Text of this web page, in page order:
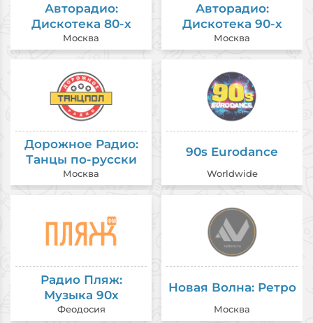
Авторадио:
Дискотека 80-х
Москва
Авторадио:
Дискотека 90-х
Москва
Дорожное Радио:
Танцы по-русски
Москва
90s Eurodance
Worldwide
Радио Пляж:
Музыка 90х
Феодосия
Новая Волна: Ретро
Москва